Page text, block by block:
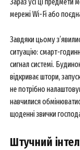
мережі Wi-Fi або
Завдяки цьому
ситуацію: смарт-
сигнал системі.
відкриває штори,
не потрібно
навчилися
щоденні звички
Штучний